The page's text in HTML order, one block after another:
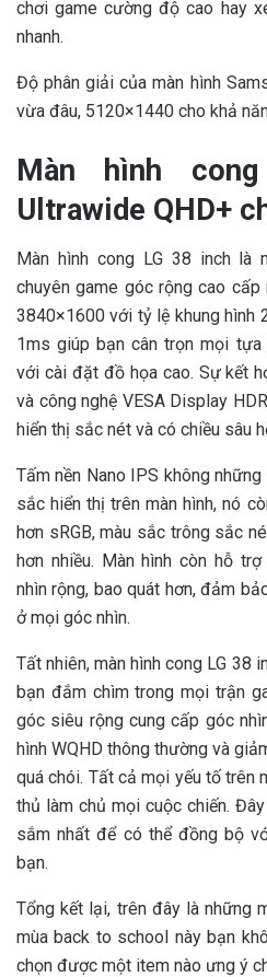
chơi game cường độ cao hay
nhanh.
Độ phân giải của màn hình
vừa đâu, 5120×1440 cho khả
Màn hình
Ultrawide QHD+
Màn hình cong LG 38 inch là
chuyên game góc rộng cao
3840×1600 với tỷ lệ khung hình
1ms giúp bạn cân trọn mọi
với cài đặt đồ họa cao. Sự kết
và công nghệ VESA Display
hiển thị sắc nét và có chiều sâu
Tấm nền Nano IPS không
sắc hiển thị trên màn hình, nó
hơn sRGB, màu sắc trông sắc
hơn nhiều. Màn hình còn hỗ
nhìn rộng, bao quát hơn, đảm
ở mọi góc nhìn.
Tất nhiên, màn hình cong LG 38
bạn đắm chìm trong mọi trận
góc siêu rộng cung cấp góc
hình WQHD thông thường và
quá chói. Tất cả mọi yếu tố trên
thủ làm chủ mọi cuộc chiến.
sắm nhất để có thể đồng bộ
bạn.
Tổng kết lại, trên đây là những
mùa back to school này bạn
chọn được một item nào ưng ý